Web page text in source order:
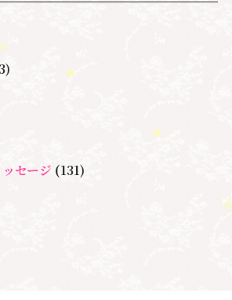
ーセルフ
＃マインドブロックバ
座
セージ (131)